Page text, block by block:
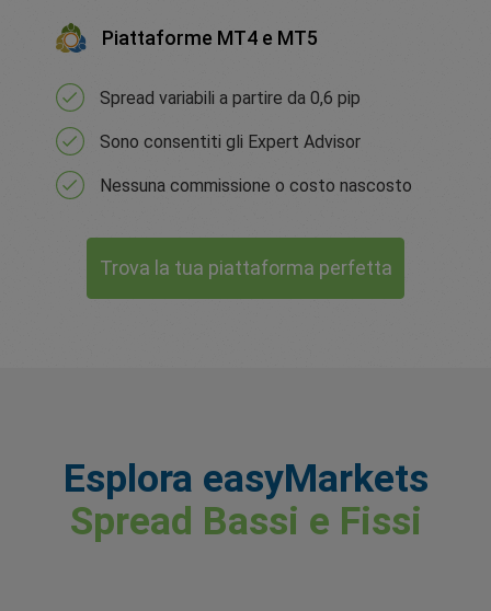
Piattaforme MT4 e MT5
Spread variabili a partire da 0,6 pip
Sono consentiti gli Expert Advisor
Nessuna commissione o costo nascosto
Trova la tua piattaforma perfetta
Esplora easyMarkets
Spread Bassi e Fissi